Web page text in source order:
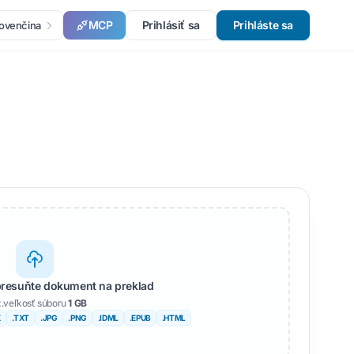
MCP Prihlásiť sa Prihláste sa
dokument na preklad
súboru1 GB
.TXT .JPG .PNG .IDML .EPUB .HTML